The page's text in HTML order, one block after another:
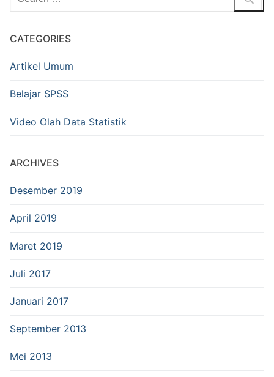
CATEGORIES
Artikel Umum
Belajar SPSS
Video Olah Data Statistik
ARCHIVES
Desember 2019
April 2019
Maret 2019
Juli 2017
Januari 2017
September 2013
Mei 2013